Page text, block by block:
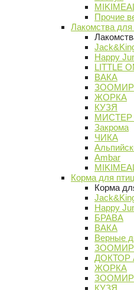
Прочие
Лакомства для
Happy
LITTLE
ВАКА
ЗООМИР
ЖОРКА
КУЗЯ
МИСТЕР
Закрома
ЧИКА
Ambar
Корма для птиц
Корма
Happy
БРАВА
ВАКА
Верные
ДОКТОР
ЖОРКА
ЗООМИР
КУЗЯ